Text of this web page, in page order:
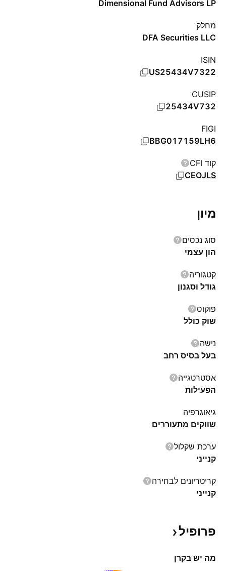
Dimensional Fund Advisors LP
מחלק
DFA Securities LLC
ISIN
US25434V7322
CUSIP
25434V732
FIGI
BBG017159LH6
קוד CFI
CEOJLS
מיון
סוג נכסים
הון עצמי
קטגוריה
גודל וסגנון
פוקוס
שוק כולל
נישה
בעל בסיס רחב
אסטרטגייה
הפעילות
גיאוגרפיה
שווקים מתעוררים
ערכת שקלול
קנייני
קריטריונים לבחירה
קנייני
פרופיל
מה יש בקרן